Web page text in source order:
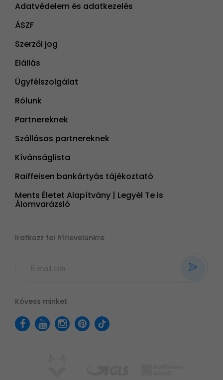
Adatvédelem és adatkezelés
ÁSZF
Szerzői jog
Elállás
Ügyfélszolgálat
Rólunk
Partnereknek
Szállásos partnereknek
Kívánságlista
Raiffeisen bankártyás tájékoztató
Ments Életet Alapítvány | Legyél Te is
Álomvarázsló
Iratkozz fel hírlevelünkre
Kövess minket